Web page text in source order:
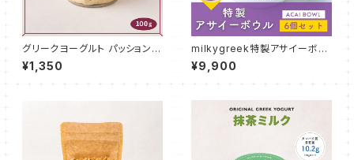
グリークヨーグルト パッションフ
ルーツ 100g
¥1,350
milkygreek特製アサイーボウ
ル 6個セット
¥9,900